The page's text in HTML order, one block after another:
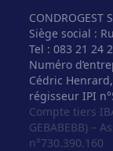
CONDROGEST
Siège social :
Tel : 083 21 24
Numéro
Cédric
régisseur IPI
Compte tiers
GEBABEBB) –
n°730.390.160